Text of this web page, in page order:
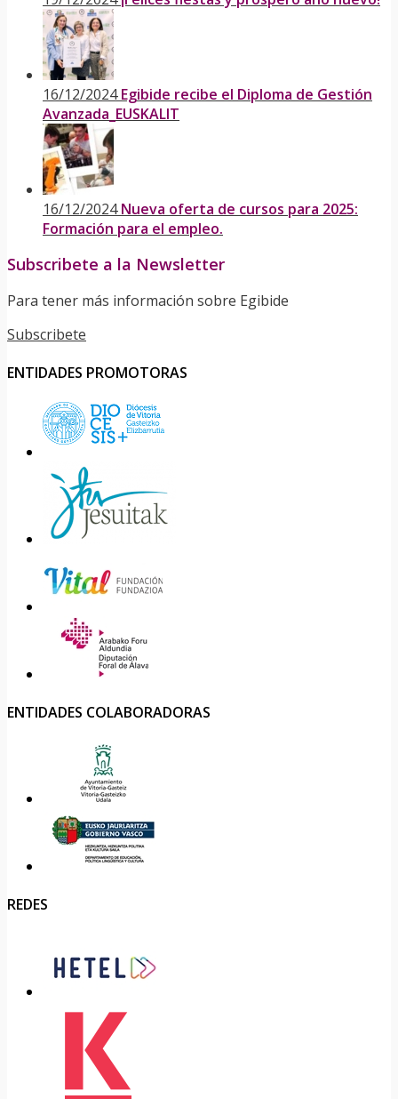
16/12/2024 Egibide recibe el Diploma de Gestión
Avanzada_EUSKALIT
16/12/2024 Nueva oferta de cursos para 2025:
Formación para el empleo.
Subscribete a la Newsletter
Para tener más información sobre Egibide
Subscribete
ENTIDADES PROMOTORAS
ENTIDADES COLABORADORAS
REDES